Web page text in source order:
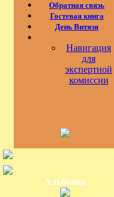
Обратная связь
Гостевая книга
День Витязя
Навигация
для
экспертной
комиссии
Альбомы